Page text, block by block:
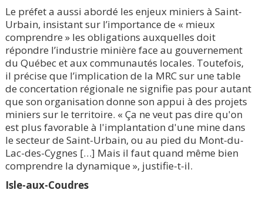
Le préfet a aussi abordé les enjeux miniers à Saint-
Urbain, insistant sur l’importance de « mieux
comprendre » les obligations auxquelles doit
répondre l’industrie minière face au gouvernement
du Québec et aux communautés locales. Toutefois,
il précise que l’implication de la MRC sur une table
de concertation régionale ne signifie pas pour autant
que son organisation donne son appui à des projets
miniers sur le territoire. « Ça ne veut pas dire qu'on
est plus favorable à l'implantation d'une mine dans
le secteur de Saint-Urbain, ou au pied du Mont-du-
Lac-des-Cygnes […] Mais il faut quand même bien
comprendre la dynamique », justifie-t-il.
Isle-aux-Coudres